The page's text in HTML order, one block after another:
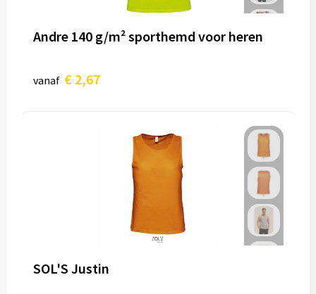
Andre 140 g/m² sporthemd voor heren
vanaf € 2,67
SOL'S Justin